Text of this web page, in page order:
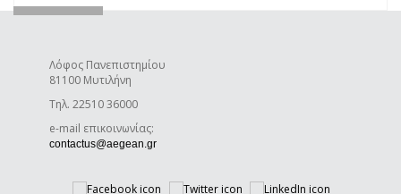
Λόφος Πανεπιστημίου
81100 Μυτιλήνη
Τηλ. 22510 36000
e-mail επικοινωνίας:
contactus@aegean.gr